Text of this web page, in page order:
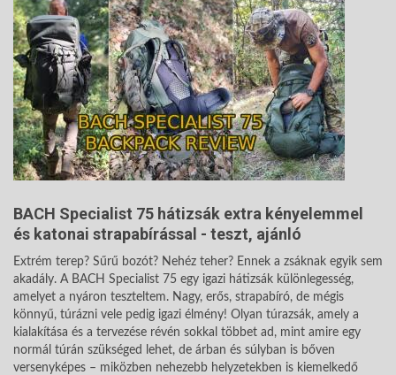
BACH Specialist 75 hátizsák extra kényelemmel
és katonai strapabírással - teszt, ajánló
Extrém terep? Sűrű bozót? Nehéz teher? Ennek a zsáknak egyik sem
akadály. A BACH Specialist 75 egy igazi hátizsák különlegesség,
amelyet a nyáron teszteltem. Nagy, erős, strapabíró, de mégis
könnyű, túrázni vele pedig igazi élmény! Olyan túrazsák, amely a
kialakítása és a tervezése révén sokkal többet ad, mint amire egy
normál túrán szükséged lehet, de árban és súlyban is bőven
versenyképes – miközben nehezebb helyzetekben is kiemelkedő